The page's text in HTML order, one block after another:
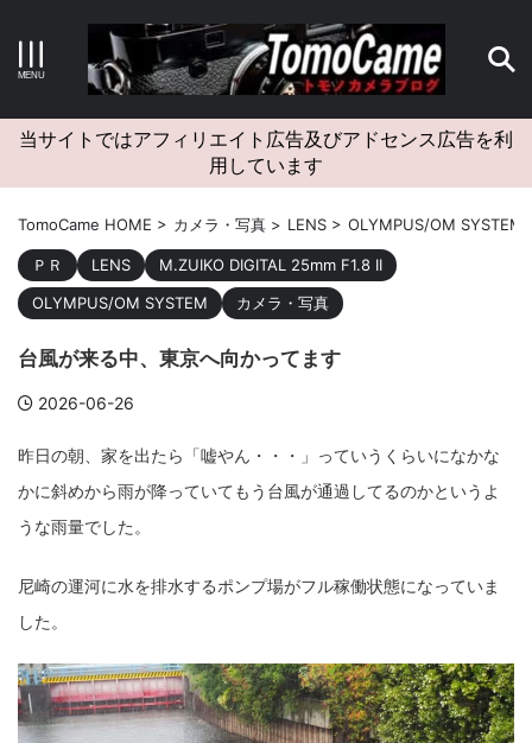
キーワードで検索する
カテゴリー
アーカイブ
タグクラウド
Canon craft EM5II EOS Kiss X4 EOS R10
iPhone K-1 Leica LENS LUMIX G100
M(Typ240) minolta MX nikki Nikon
当サイトではアフィリエイト広告及びアドセンス広告を利
用しています
TomoCame HOME > カメラ・写真 > LENS > OLYMPUS/OM SYSTEM
ＰＲ LENS
M.ZUIKO DIGITAL 25mm F1.8 II
OLYMPUS/OM SYSTEM
カメラ・写真
台風が来る中、東京へ向かってます
2026-06-26
昨日の朝、家を出たら「嘘やん・・・」っていうくらいになかな
かに斜めから雨が降っていてもう台風が通過してるのかというよ
うな雨量でした。
尼崎の運河に水を排水するポンプ場がフル稼働状態になっていま
した。